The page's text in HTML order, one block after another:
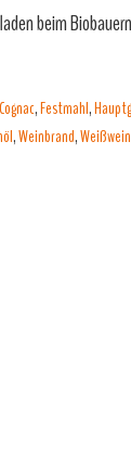
beim
Cognac,Festmahl,
,Weinbrand,Weißwein